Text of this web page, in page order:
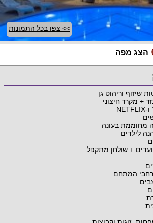
>> צפו בכל התמונות
הצג מפה
שיזוף וריהוט גן
+ מקרר חיצוני
מחוממת בעונה
לילדים
המתחם